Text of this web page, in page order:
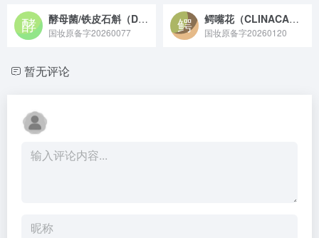
酵母菌/铁皮石斛（DENDROBIUM OFFICINALE）愈伤组织发酵产物滤液
国妆原备字20260077
鳄嘴花（CLINACANTHUS NUTANS）叶/茎提取物
国妆原备字20260120
暂无评论